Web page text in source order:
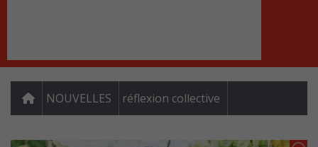
NOUVELLES réflexion collective